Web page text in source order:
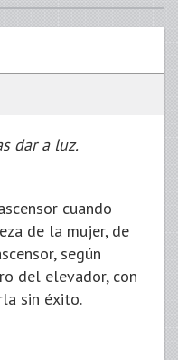
dar a luz.
cuando
de la mujer, de
según
del elevador, con
sin éxito.